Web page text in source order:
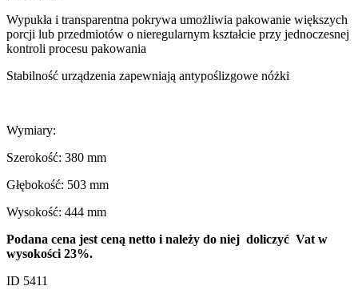
Wypukła i transparentna pokrywa umożliwia pakowanie większych
porcji lub przedmiotów o nieregularnym kształcie przy jednoczesnej
kontroli procesu pakowania
Stabilność urządzenia zapewniają antypoślizgowe nóżki
Wymiary:
Szerokość: 380 mm
Głębokość: 503 mm
Wysokość: 444 mm
Podana cena jest ceną netto i należy do niej doliczyć Vat w
wysokości 23%.
ID 5411